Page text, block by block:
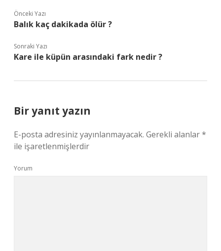
Önceki Yazı
Balık kaç dakikada ölür ?
Sonraki Yazı
Kare ile küpün arasındaki fark nedir ?
Bir yanıt yazın
E-posta adresiniz yayınlanmayacak. Gerekli alanlar*
ile işaretlenmişlerdir
Yorum